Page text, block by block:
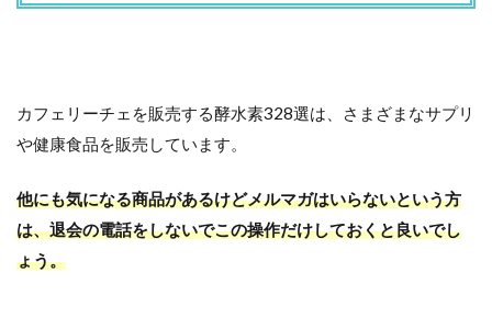
カフェリーチェを販売する酵水素328選は、さまざまなサプリ
や健康食品を販売しています。
他にも気になる商品があるけどメルマガはいらないという方
は、退会の電話をしないでこの操作だけしておくと良いでし
ょう。